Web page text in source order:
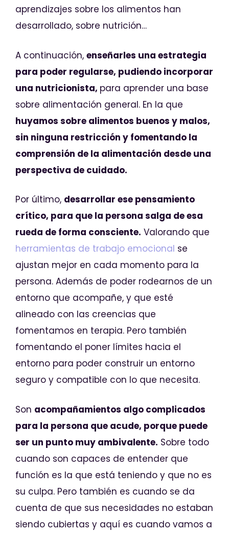
aprendizajes sobre los alimentos han
desarrollado, sobre nutrición…
A continuación, enseñarles una estrategia
para poder regularse, pudiendo incorporar
una nutricionista, para aprender una base
sobre alimentación general. En la que
huyamos sobre alimentos buenos y malos,
sin ninguna restricción y fomentando la
comprensión de la alimentación desde una
perspectiva de cuidado.
Por último, desarrollar ese pensamiento
crítico, para que la persona salga de esa
rueda de forma consciente. Valorando que
herramientas de trabajo emocional se
ajustan mejor en cada momento para la
persona. Además de poder rodearnos de un
entorno que acompañe, y que esté
alineado con las creencias que
fomentamos en terapia. Pero también
fomentando el poner límites hacia el
entorno para poder construir un entorno
seguro y compatible con lo que necesita.
Son acompañamientos algo complicados
para la persona que acude, porque puede
ser un punto muy ambivalente. Sobre todo
cuando son capaces de entender que
función es la que está teniendo y que no es
su culpa. Pero también es cuando se da
cuenta de que sus necesidades no estaban
siendo cubiertas y aquí es cuando vamos a